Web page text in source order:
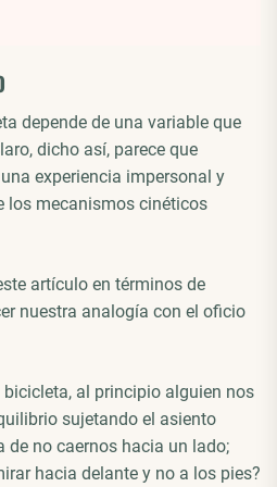
depende de una variable que
dicho así, parece que
experiencia impersonal y
los mecanismos cinéticos
artículo en términos de
nuestra analogía con el oficio
bicicleta, al principio alguien nos
sujetando el asiento
de no caernos hacia un lado;
hacia delante y no a los pies?